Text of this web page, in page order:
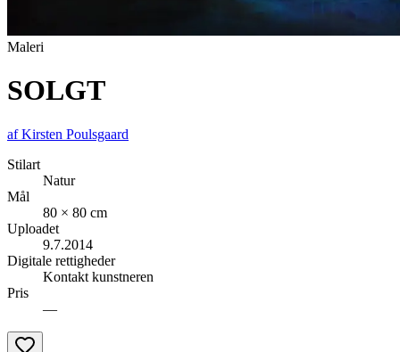
Maleri
SOLGT
afKirsten Poulsgaard
Stilart
Natur
Mål
80 × 80 cm
Uploadet
9.7.2014
Digitale rettigheder
Kontakt kunstneren
Pris
—